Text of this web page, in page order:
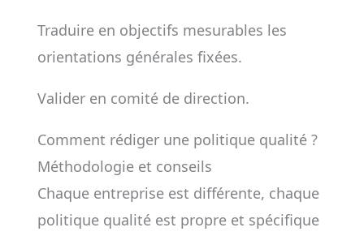
Traduire en objectifs mesurables les
orientations générales fixées.
Valider en comité de direction.
Comment rédiger une politique qualité ?
Méthodologie et conseils
Chaque entreprise est différente, chaque
politique qualité est propre et spécifique